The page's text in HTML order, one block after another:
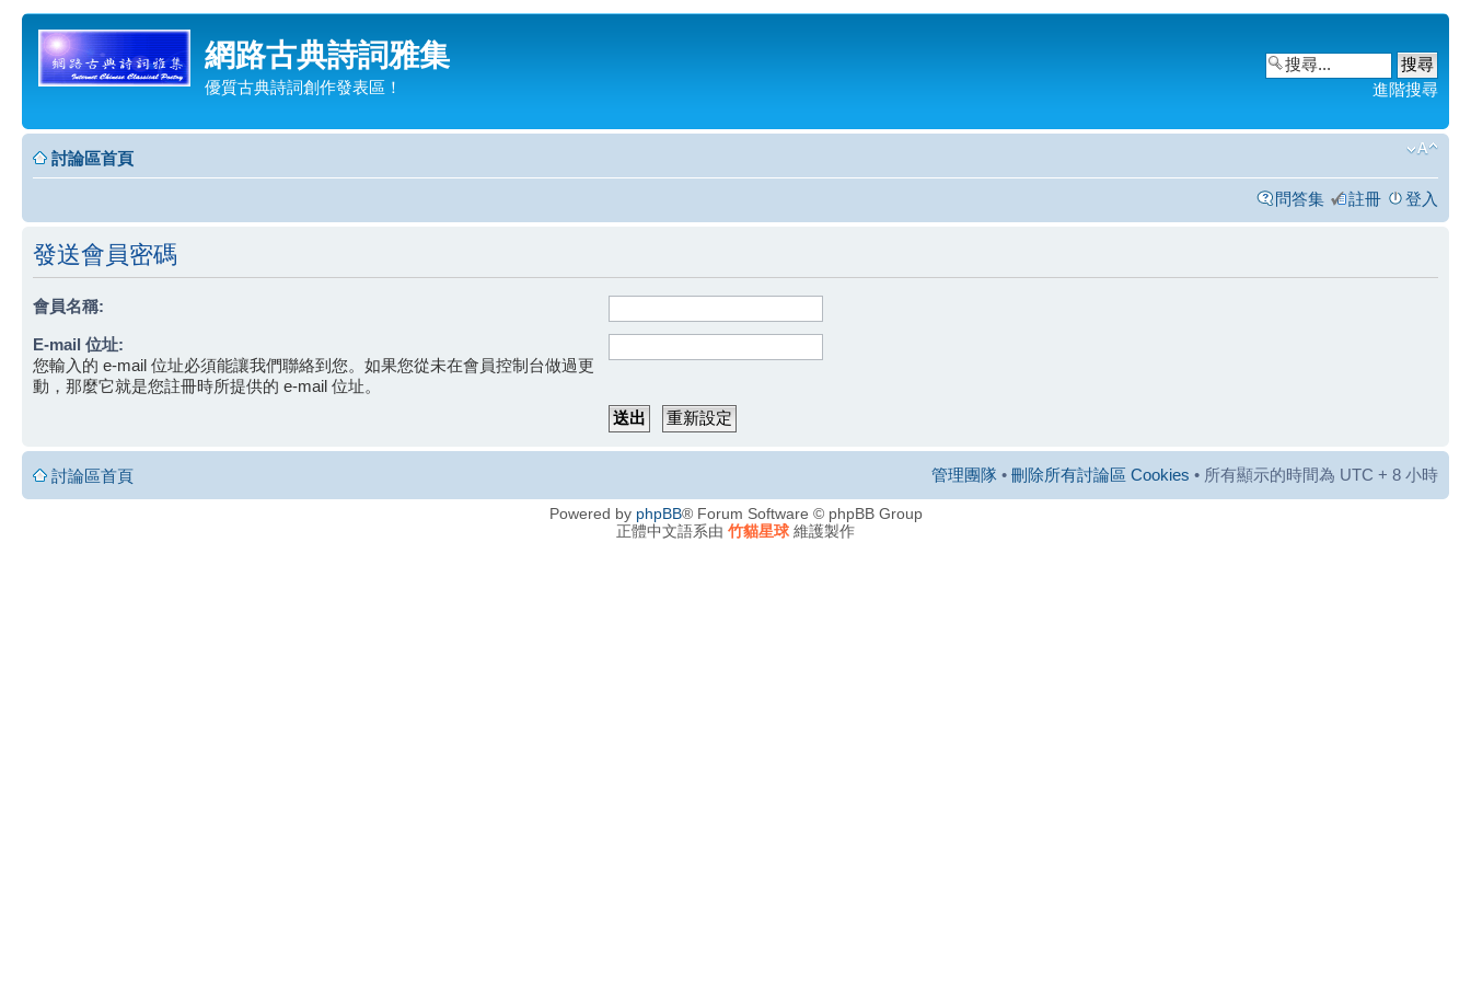
網路古典詩詞雅集
優質古典詩詞創作發表區！ 進階搜尋
討論區首頁
問答集 註冊 登入
發送會員密碼
會員名稱:
E-mail 位址:
您輸入的 e-mail 位址必須能讓我們聯絡到您。如果您從未在會員控制台做過更
動，那麼它就是您註冊時所提供的 e-mail 位址。
討論區首頁 管理團隊 • 刪除所有討論區 Cookies • 所有顯示的時間為 UTC + 8 小時
Powered by phpBB® Forum Software © phpBB Group
正體中文語系由 竹貓星球 維護製作